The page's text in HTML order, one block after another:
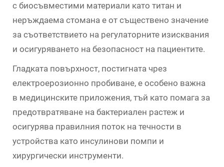
с биосъвместими материали като титан и
неръждаема стомана е от съществено значение
за съответствието на регулаторните изисквания
и осигуряването на безопасност на пациентите.
Гладката повърхност, постигната чрез
електроерозионно пробиване, е особено важна
в медицинските приложения, тъй като помага за
предотвратяване на бактериален растеж и
осигурява правилния поток на течности в
устройства като инсулинови помпи и
хирургически инструменти.